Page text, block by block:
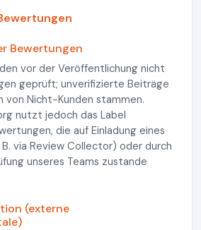
Bewertungen
vor der Veröffentlichung nicht
geprüft; unverifizierte Beiträge
von Nicht-Kunden stammen.
nutzt jedoch das Label
die auf Einladung eines
via Review Collector) oder durch
unseres Teams zustande
(externe